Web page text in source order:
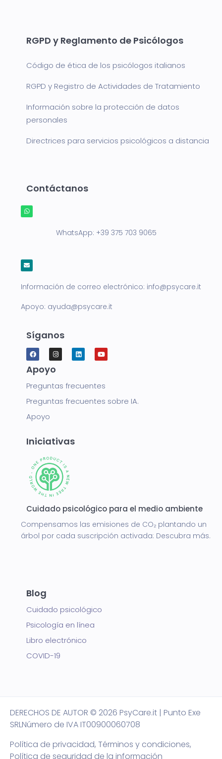
RGPD y Reglamento de Psicólogos
Código de ética de los psicólogos italianos
RGPD y Registro de Actividades de Tratamiento
Información sobre la protección de datos
personales
Directrices para servicios psicológicos a distancia
Contáctanos
WhatsApp: +39 375 703 9065
Información de correo electrónico: info@psycare.it
Apoyo: ayuda@psycare.it
Síganos
Apoyo
Preguntas frecuentes
Preguntas frecuentes sobre IA.
Apoyo
Iniciativas
Cuidado psicológico para el medio ambiente
Compensamos las emisiones de CO₂ plantando un
árbol por cada suscripción activada: Descubra más.
Blog
Cuidado psicológico
Psicología en línea
Libro electrónico
COVID-19
DERECHOS DE AUTOR © 2026 PsyCare.it | Punto Exe
SRLNúmero de IVA IT00900060708
Política de privacidad, Términos y condiciones,
Política de seguridad de la información